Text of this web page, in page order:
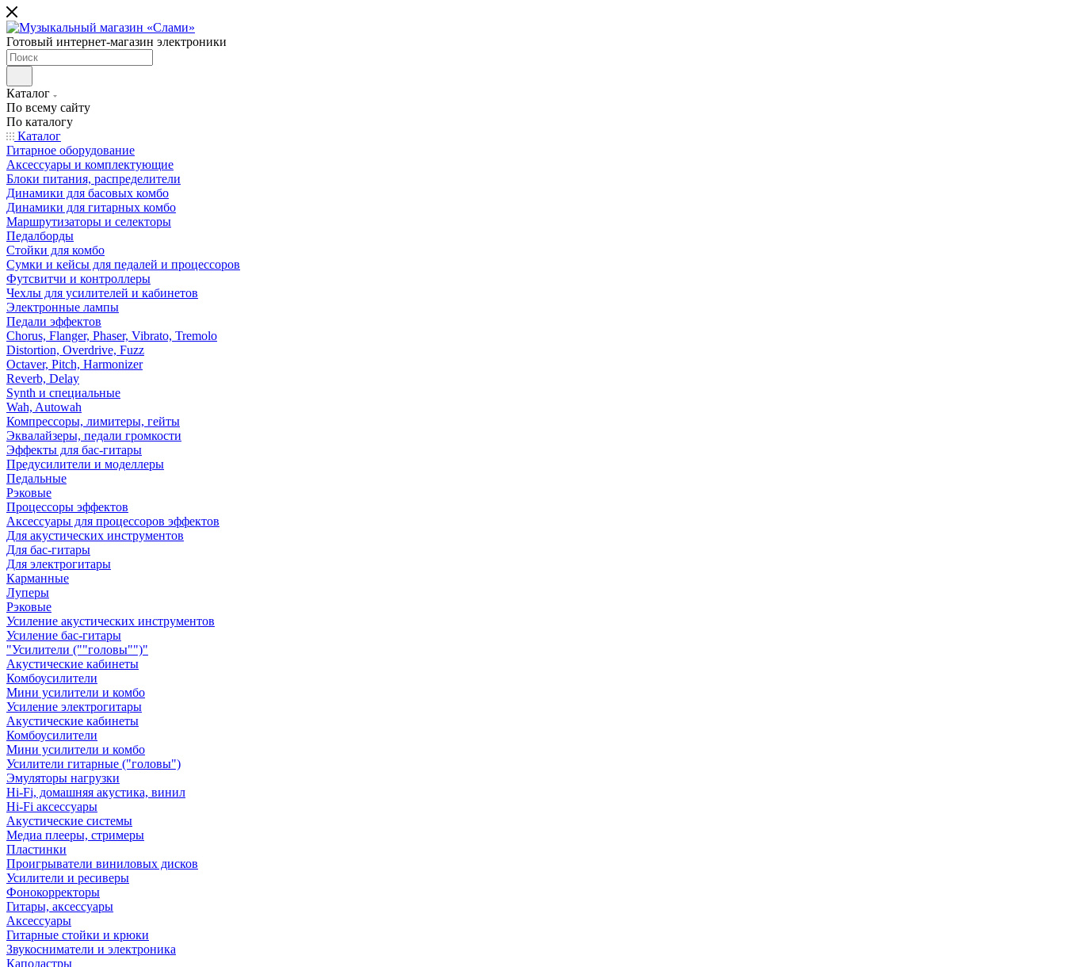
Готовый интернет-магазин электроники
Каталог
По всему сайту
По каталогу
Каталог
Гитарное оборудование
Аксессуары и комплектующие
Блоки питания, распределители
Динамики для басовых комбо
Динамики для гитарных комбо
Маршрутизаторы и селекторы
Педалборды
Стойки для комбо
Сумки и кейсы для педалей и процессоров
Футсвитчи и контроллеры
Чехлы для усилителей и кабинетов
Электронные лампы
Педали эффектов
Chorus, Flanger, Phaser, Vibrato, Tremolo
Distortion, Overdrive, Fuzz
Octaver, Pitch, Harmonizer
Reverb, Delay
Synth и специальные
Wah, Autowah
Компрессоры, лимитеры, гейты
Эквалайзеры, педали громкости
Эффекты для бас-гитары
Предусилители и моделлеры
Педальные
Рэковые
Процессоры эффектов
Аксессуары для процессоров эффектов
Для акустических инструментов
Для бас-гитары
Для электрогитары
Карманные
Луперы
Рэковые
Усиление акустических инструментов
Усиление бас-гитары
"Усилители (""головы"")"
Акустические кабинеты
Комбоусилители
Мини усилители и комбо
Усиление электрогитары
Акустические кабинеты
Комбоусилители
Мини усилители и комбо
Усилители гитарные ("головы")
Эмуляторы нагрузки
Hi-Fi, домашняя акустика, винил
Hi-Fi аксессуары
Акустические системы
Медиа плееры, стримеры
Пластинки
Проигрыватели виниловых дисков
Усилители и ресиверы
Фонокорректоры
Гитары, аксессуары
Аксессуары
Гитарные стойки и крюки
Звукосниматели и электроника
Каподастры